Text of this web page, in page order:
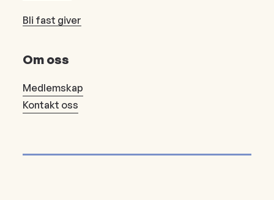
Bli fast giver
Om oss
Medlemskap
Kontakt oss